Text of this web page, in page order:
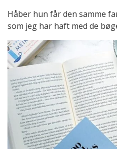
Håber hun får den samme
som jeg har haft med de